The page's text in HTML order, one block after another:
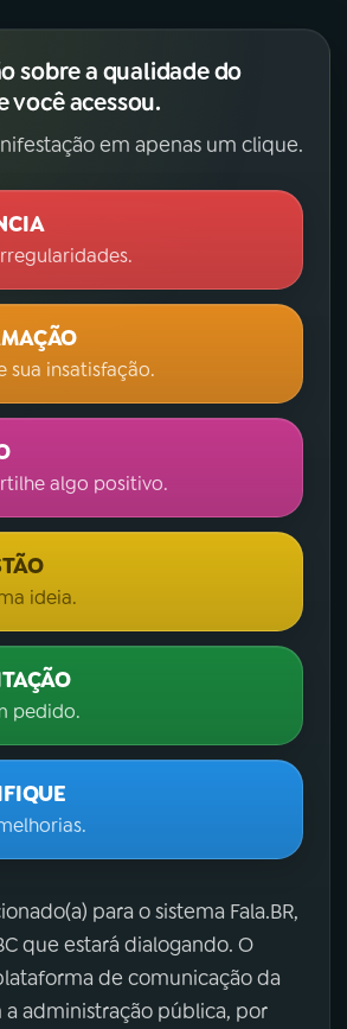
sobre a qualidade do
você acessou.
em apenas um clique.
sua insatisfação.
algo positivo.
ideia.
pedido.
para o sistema Fala.BR,
que estará dialogando. O
de comunicação da
administração pública, por